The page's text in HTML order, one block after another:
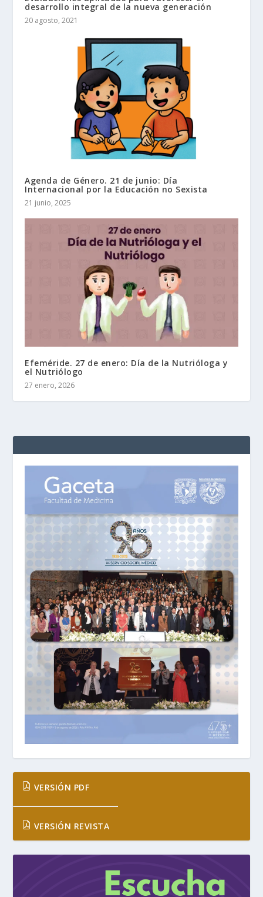
desarrollo integral de la nueva generación
20 agosto, 2021
Agenda de Género. 21 de junio: Día
Internacional por la Educación no Sexista
21 junio, 2025
Efeméride. 27 de enero: Día de la Nutrióloga y
el Nutriólogo
27 enero, 2026
VERSIÓN PDF
VERSIÓN REVISTA